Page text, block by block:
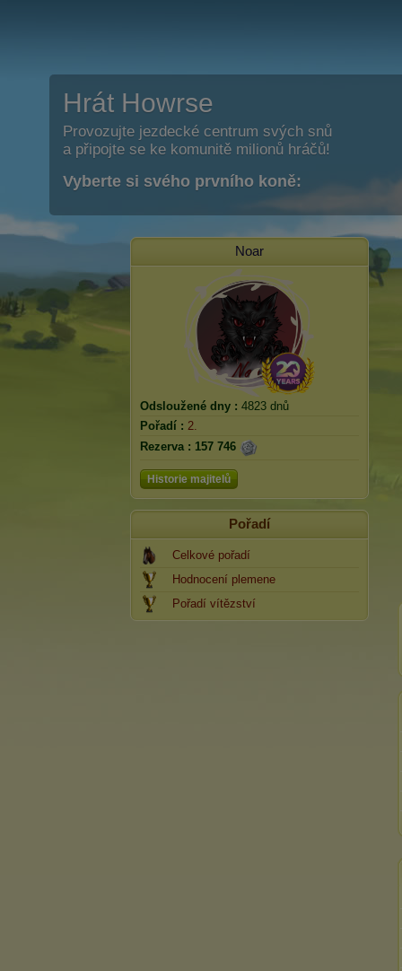
Hrát Howrse
Provozujte jezdecké centrum svých snů
a připojte se ke komunitě milionů hráčů!
Vyberte si svého prvního koně:
Noar
Odsloužené dny : 4823 dnů
Pořadí : 2.
Rezerva : 157 746
Historie majitelů
Pořadí
Celkové pořadí
Hodnocení plemene
Pořadí vítězství